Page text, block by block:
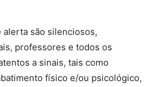
alerta são silenciosos,
professores e todos os
a sinais, tais como
físico e/ou psicológico,